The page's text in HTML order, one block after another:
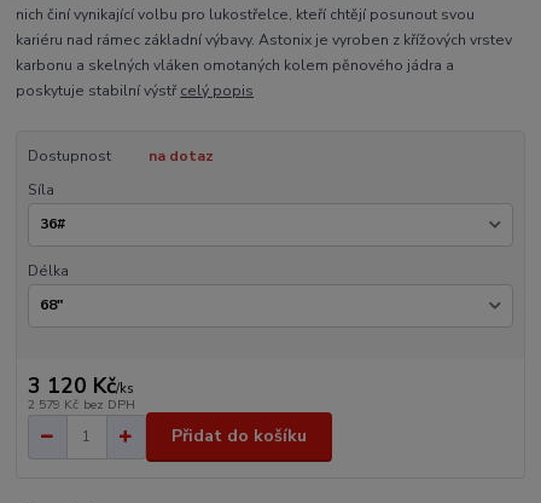
nich činí vynikající volbu pro lukostřelce, kteří chtějí posunout svou
kariéru nad rámec základní výbavy. Astonix je vyroben z křížových vrstev
karbonu a skelných vláken omotaných kolem pěnového jádra a
poskytuje stabilní výstř celý popis
Dostupnost
na dotaz
Síla
Délka
3 120 Kč/ks
2 579 Kč bez DPH
Přidat do košíku